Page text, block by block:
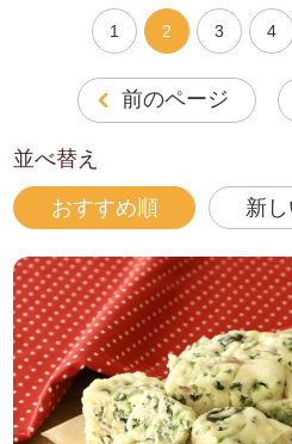
前のページ
1 2 3 4
並べ替え
おすすめ順 新